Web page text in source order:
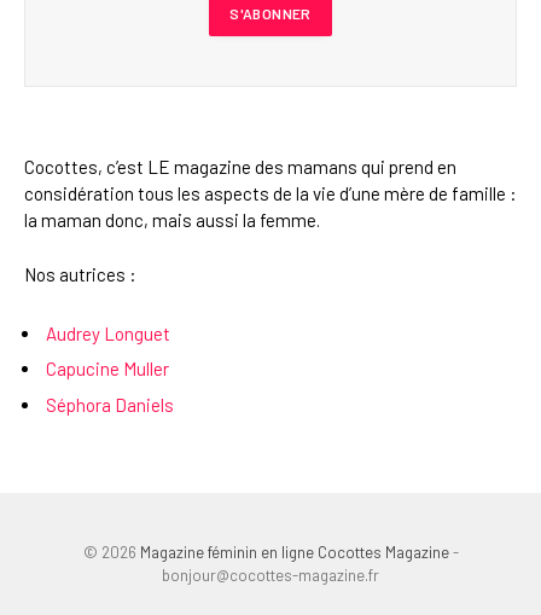
Cocottes, c’est LE magazine des mamans qui prend en
considération tous les aspects de la vie d’une mère de famille :
la maman donc, mais aussi la femme.
Nos autrices :
Audrey Longuet
Capucine Muller
Séphora Daniels
© 2026 Magazine féminin en ligne Cocottes Magazine-
bonjour@cocottes-magazine.fr